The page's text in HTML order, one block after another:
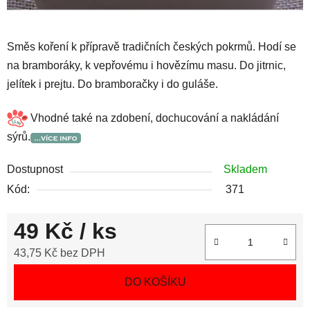
Směs koření k přípravě tradičních českých pokrmů. Hodí se
na bramboráky, k vepřovému i hovězímu masu. Do jitrnic,
jelítek i prejtu. Do bramboračky i do guláše.
Vhodné také na zdobení, dochucování a nakládání
sýrů.
Dostupnost
Skladem
Kód:
371
49 Kč / ks
43,75 Kč bez DPH
DO KOŠÍKU